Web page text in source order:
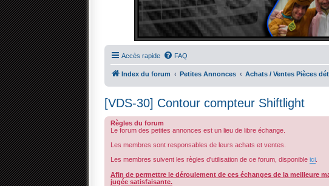
Accès rapide FAQ
Index du forum Petites Annonces Achats / Ventes Pièces
[VDS-30] Contour compteur Shiftlight
Règles du forum
Le forum des petites annonces est un lieu de libre échange.
Les membres sont responsables de leurs achats et ventes.
Les membres suivent les règles d'utilisation de ce forum, disponible ici
Afin de permettre le déroulement de ces échanges de la meilleure
jugée satisfaisante.